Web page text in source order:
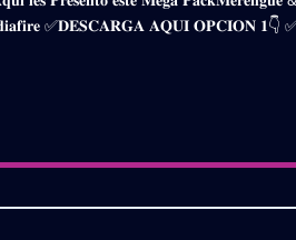
𝗠𝗔𝗠𝗕𝗢
𝗚𝗥𝗔𝗧𝗜𝗦
✅𝐃𝐄𝐒𝐂𝐀𝐑𝐆𝐀 𝐀𝐐𝐔𝐈 𝐎𝐏𝐂𝐈𝐎𝐍